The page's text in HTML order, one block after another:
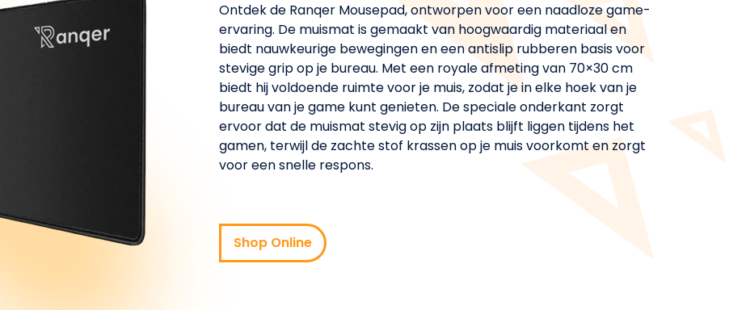
Ontdek de Ranqer Mousepad, ontworpen voor een naadloze game-
ervaring. De muismat is gemaakt van hoogwaardig materiaal en
biedt nauwkeurige bewegingen en een antislip rubberen basis voor
stevige grip op je bureau. Met een royale afmeting van 70×30 cm
biedt hij voldoende ruimte voor je muis, zodat je in elke hoek van je
bureau van je game kunt genieten. De speciale onderkant zorgt
ervoor dat de muismat stevig op zijn plaats blijft liggen tijdens het
gamen, terwijl de zachte stof krassen op je muis voorkomt en zorgt
voor een snelle respons.
Shop Online